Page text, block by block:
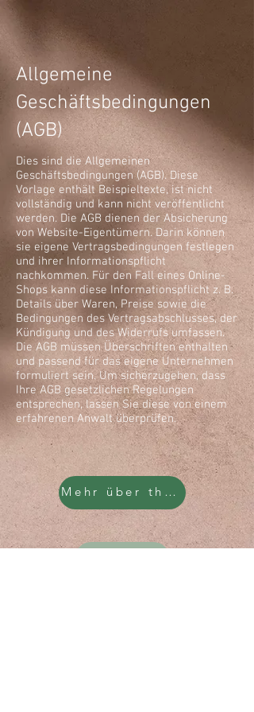
Allgemeine
Geschäftsbedingungen
(AGB)
Dies sind die Allgemeinen
Geschäftsbedingungen (AGB). Diese
Vorlage enthält Beispieltexte, ist nicht
vollständig und kann nicht veröffentlicht
werden. Die AGB dienen der Absicherung
von Website-Eigentümern. Darin können
sie eigene Vertragsbedingungen festlegen
und ihrer Informationspflicht
nachkommen. Für den Fall eines Online-
Shops kann diese Informationspflicht z. B.
Details über Waren, Preise sowie die
Bedingungen des Vertragsabschlusses, der
Kündigung und des Widerrufs umfassen.
Die AGB müssen Überschriften enthalten
und passend für das eigene Unternehmen
formuliert sein. Um sicherzugehen, dass
Ihre AGB gesetzlichen Regelungen
entsprechen, lassen Sie diese von einem
erfahrenen Anwalt überprüfen.
Mehr über theyinfullife